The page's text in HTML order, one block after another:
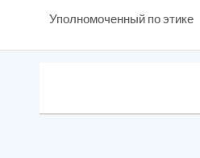
Уполномоченный по этике